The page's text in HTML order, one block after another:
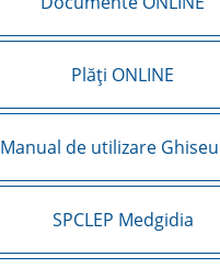
Plăți ONLINE
Manual de utilizare
SPCLEP Medgidia